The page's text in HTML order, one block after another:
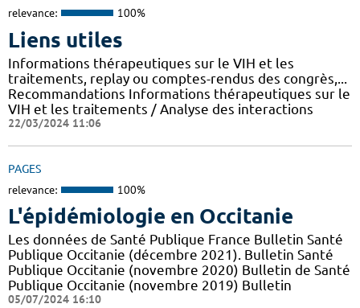
relevance: 100%
Liens utiles
Informations thérapeutiques sur le VIH et les
traitements, replay ou comptes-rendus des congrès,...
Recommandations Informations thérapeutiques sur le
VIH et les traitements / Analyse des interactions
22/03/2024 11:06
PAGES
relevance: 100%
L'épidémiologie en Occitanie
Les données de Santé Publique France Bulletin Santé
Publique Occitanie (décembre 2021). Bulletin Santé
Publique Occitanie (novembre 2020) Bulletin de Santé
Publique Occitanie (novembre 2019) Bulletin
05/07/2024 16:10